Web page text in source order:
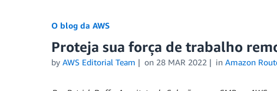
O blog da AWS
Proteja sua força de trabalho
by AWS Editorial Team on 28 MAR 2022 in Amazon